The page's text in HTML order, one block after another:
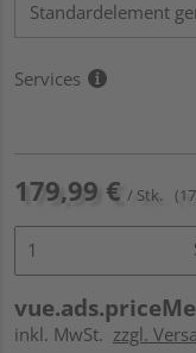
Services
179,99 € / Stk.
inkl. MwSt. zzgl.